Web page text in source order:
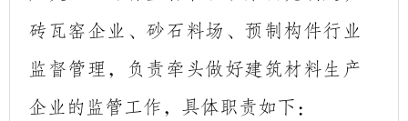
砖瓦窑企业、砂石料场、预制构件行业
监督管理，
负责牵头做好建筑材料生产
企业的监管工作， 具体职责如下：